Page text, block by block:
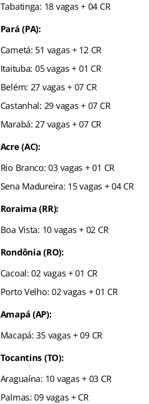
Tabatinga: 18 vagas + 04 CR
Pará (PA):
Cametá: 51 vagas + 12 CR
Itaituba: 05 vagas + 01 CR
Belém: 27 vagas + 07 CR
Castanhal: 29 vagas + 07 CR
Marabá: 27 vagas + 07 CR
Acre (AC):
Rio Branco: 03 vagas + 01 CR
Sena Madureira: 15 vagas + 04 CR
Roraima (RR):
Boa Vista: 10 vagas + 02 CR
Rondônia (RO):
Cacoal: 02 vagas + 01 CR
Porto Velho: 02 vagas + 01 CR
Amapá (AP):
Macapá: 35 vagas + 09 CR
Tocantins (TO):
Araguaína: 10 vagas + 03 CR
Palmas: 09 vagas + CR